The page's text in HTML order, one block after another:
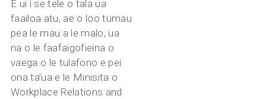
E ui i se tele o tala ua
faailoa atu, ae o loo tumau
pea le mau a le malo, ua
na o le faafaigofieina o
vaega o le tulafono e pei
ona ta’ua e le Minisita o
Workplace Relations and